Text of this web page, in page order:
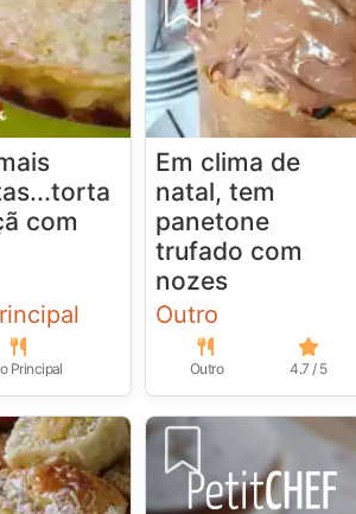
com
Principal
Em clima de
natal, tem
panetone
trufado com
nozes
Outro
Outro 4.7 / 5